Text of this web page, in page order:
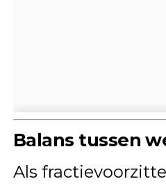
Balans tussen
Als